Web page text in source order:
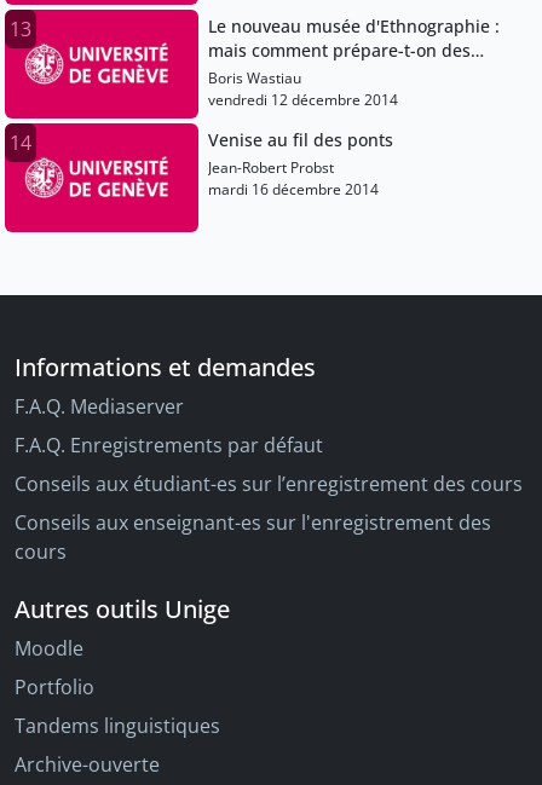
13
Le nouveau musée d'Ethnographie :
mais comment prépare-t-on des
expositions ?
Boris Wastiau
vendredi 12 décembre 2014
14 Venise au fil des ponts
Jean-Robert Probst
mardi 16 décembre 2014
Informations et demandes
F.A.Q. Mediaserver
F.A.Q. Enregistrements par défaut
Conseils aux étudiant-es sur l’enregistrement des cours
Conseils aux enseignant-es sur l'enregistrement des
cours
Autres outils Unige
Moodle
Portfolio
Tandems linguistiques
Archive-ouverte